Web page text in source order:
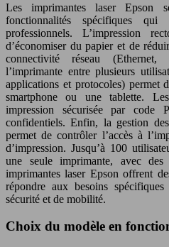
Les imprimantes laser Epson
fonctionnalités spécifiques
professionnels. L’impression
d’économiser du papier et de
connectivité réseau
l’imprimante entre plusieurs
applications et protocoles) permet
smartphone ou une tablette.
impression sécurisée par code
confidentiels. Enfin, la gestion
permet de contrôler l’accès à
d’impression. Jusqu’à 100
une seule imprimante, avec
imprimantes laser Epson offrent
répondre aux besoins
sécurité et de mobilité.
Choix du modèle en